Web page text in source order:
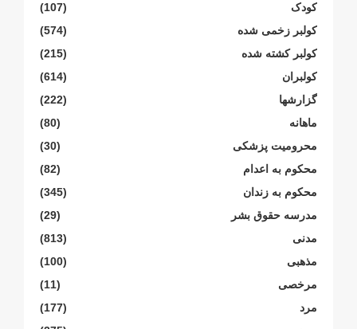
کودک
(107)
کولبر زخمی شدە
(574)
کولبر کشتە شدە
(215)
کولبران
(614)
گزارشها
(222)
ماهانە
(80)
محرومیت پزشکی
(30)
محکوم بە اعدام
(82)
محکوم بە زندان
(345)
مدرسە حقوق بشر
(29)
مدنی
(813)
مذهبی
(100)
مرخصی
(11)
مرد
(177)